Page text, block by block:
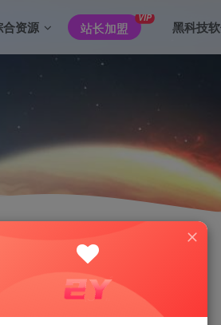
合资源 站长加盟
VIP
黑科技
3141863
特色功能
微语